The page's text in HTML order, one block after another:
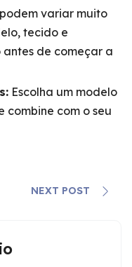
variar muito
tecido e
de começar a
Escolha um modelo
combine com o seu
NEXT POST